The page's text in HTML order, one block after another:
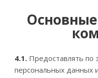
4.1. Предоставлять по
персональных данных